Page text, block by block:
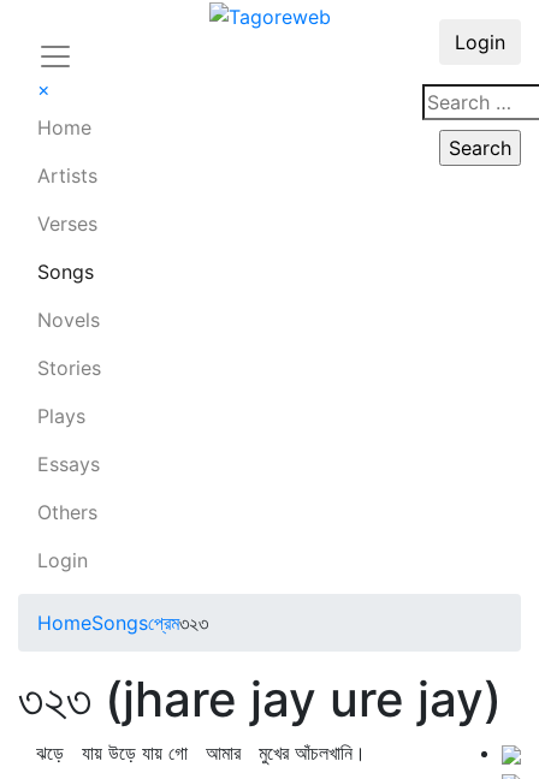
×
Home
Artists
Verses
Songs
Novels
Stories
Plays
Essays
Others
Login
Login
HomeSongsপ্রেম৩২৩
৩২৩ (jhare jay ure jay)
ঝড়ে যায় উড়ে যায় গো আমার মুখের আঁচলখানি।